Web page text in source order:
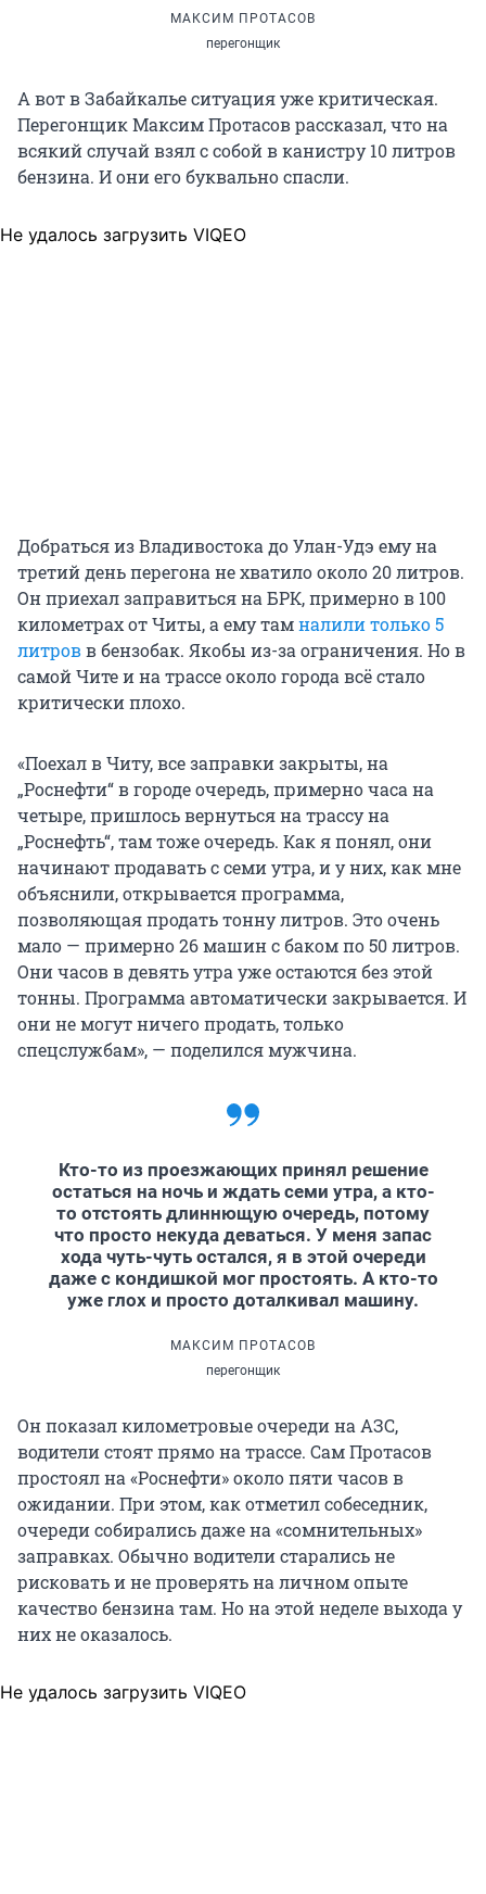
МАКСИМ ПРОТАСОВ
перегонщик
А вот в Забайкалье ситуация уже критическая.
Перегонщик Максим Протасов рассказал, что на
всякий случай взял с собой в канистру 10 литров
бензина. И они его буквально спасли.
Не удалось загрузить VIQEO
Добраться из Владивостока до Улан-Удэ ему на
третий день перегона не хватило около 20 литров.
Он приехал заправиться на БРК, примерно в 100
километрах от Читы, а ему тамналили только 5
литровв бензобак. Якобы из-за ограничения. Но в
самой Чите и на трассе около города всё стало
критически плохо.
«Поехал в Читу, все заправки закрыты, на
„Роснефти“ в городе очередь, примерно часа на
четыре, пришлось вернуться на трассу на
„Роснефть“, там тоже очередь. Как я понял, они
начинают продавать с семи утра, и у них, как мне
объяснили, открывается программа,
позволяющая продать тонну литров. Это очень
мало — примерно 26 машин с баком по 50 литров.
Они часов в девять утра уже остаются без этой
тонны. Программа автоматически закрывается. И
они не могут ничего продать, только
спецслужбам», — поделился мужчина.
Кто-то из проезжающих принял решение
остаться на ночь и ждать семи утра, а кто-
то отстоять длиннющую очередь, потому
что просто некуда деваться. У меня запас
хода чуть-чуть остался, я в этой очереди
даже с кондишкой мог простоять. А кто-то
уже глох и просто доталкивал машину.
МАКСИМ ПРОТАСОВ
перегонщик
Он показал километровые очереди на АЗС,
водители стоят прямо на трассе. Сам Протасов
простоял на «Роснефти» около пяти часов в
ожидании. При этом, как отметил собеседник,
очереди собирались даже на «сомнительных»
заправках. Обычно водители старались не
рисковать и не проверять на личном опыте
качество бензина там. Но на этой неделе выхода у
них не оказалось.
Не удалось загрузить VIQEO